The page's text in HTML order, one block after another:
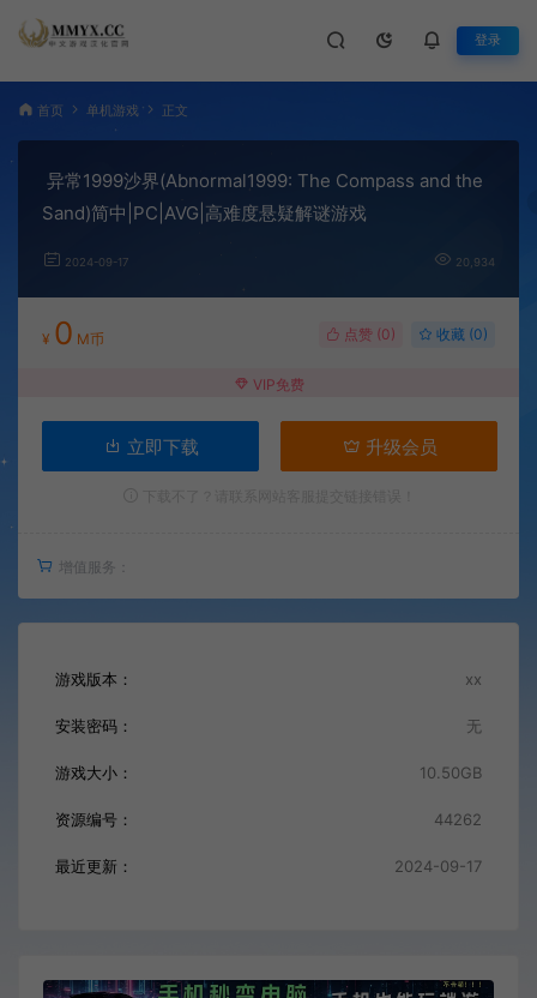
登录
首页 单机游戏 正文
异常1999沙界(Abnormal1999: The Compass and the
Sand)简中|PC|AVG|高难度悬疑解谜游戏
2024-09-17 20,934
¥ 0 M币 点赞 (0) 收藏 (0)
VIP免费
立即下载 升级会员
增值服务：
游戏版本： xx
安装密码： 无
游戏大小： 10.50GB
资源编号： 44262
最近更新： 2024-09-17